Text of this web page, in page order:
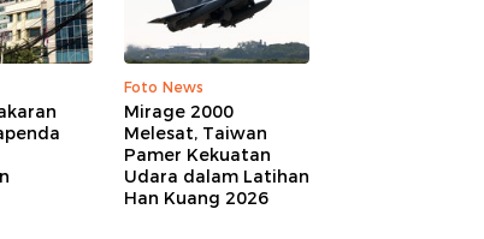
Foto News
Mirage 2000
Melesat, Taiwan
Pamer Kekuatan
Udara dalam Latihan
Han Kuang 2026